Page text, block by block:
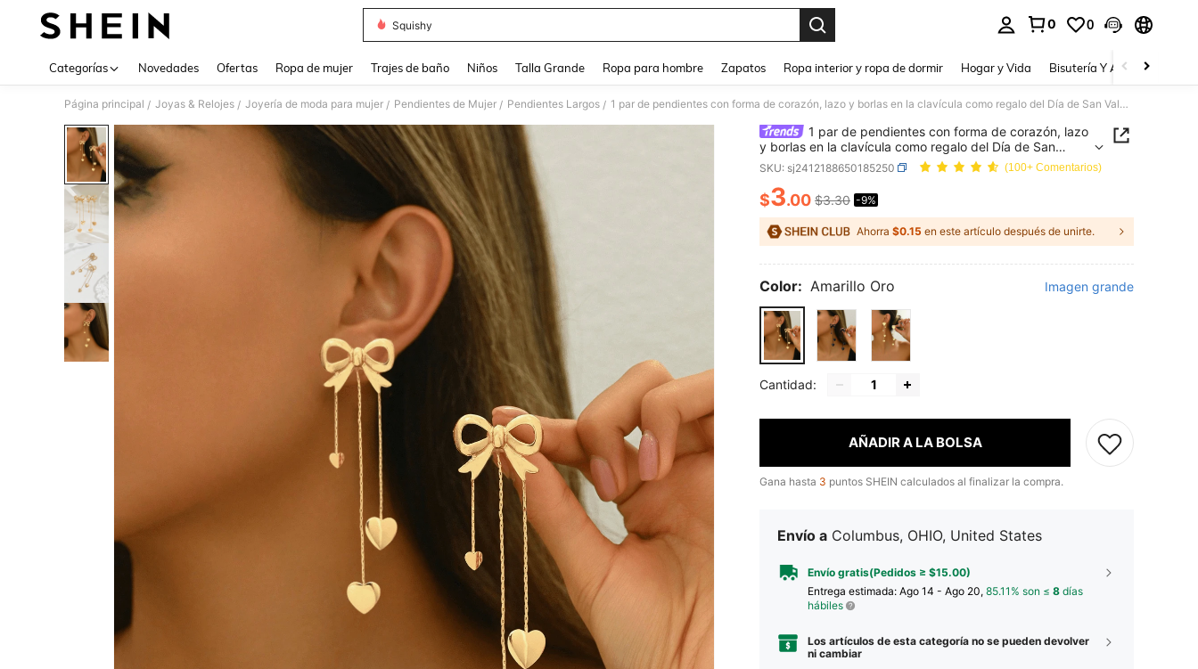
Squishy
0 0
Categorías Novedades Ofertas Ropa de mujer Trajes de baño Niños Talla Grande Ropa para hombre Zapatos Ropa interior y ropa de dormir Hogar y Vida Bisutería Y Accesorios
Página principal / Joyas & Relojes / Joyería de moda para mujer / Pendientes de Mujer / Pendientes Largos / 1 par de pendientes con forma de corazón, lazo y borlas en la clavícula como regalo del Día de San Valentín
1 par de pendientes con forma de corazón, lazo
y borlas en la clavícula como regalo del Día de San
Valentín
SKU: sj2412188650185250 (100+ Comentarios)
PRICE AND AVAILABILITY
$3.00 $3.30 -9%
Ahorra $0.15 en este artículo después de unirte.
Color: Amarillo Oro Imagen grande
Cantidad:
AÑADIR A LA BOLSA
Gana hasta 3 puntos SHEIN calculados al finalizar la compra.
Envío a Columbus, OHIO, United States
Envío gratis(Pedidos ≥ $15.00)
Entrega estimada: Ago 14 - Ago 20, 85.11% son ≤ 8 días
hábiles
Los artículos de esta categoría no se pueden devolver
ni cambiar